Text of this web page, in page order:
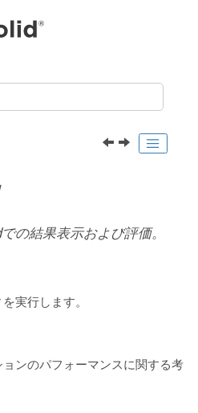
での結果表示および評価。
実行します。
ンのパフォーマンスに関する考